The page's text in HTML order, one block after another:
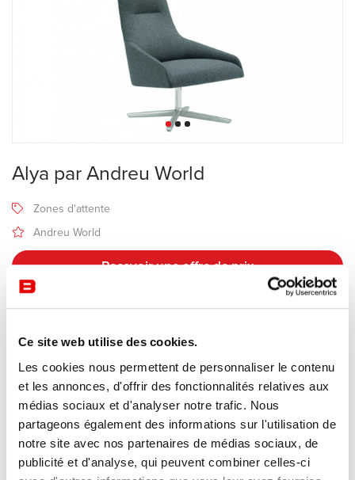
Ce site web utilise des cookies.
Les cookies nous permettent de personnaliser le contenu
et les annonces, d'offrir des fonctionnalités relatives aux
médias sociaux et d'analyser notre trafic. Nous
partageons également des informations sur l'utilisation de
notre site avec nos partenaires de médias sociaux, de
publicité et d'analyse, qui peuvent combiner celles-ci
Alya par Andreu World
Zones d'attente
Andreu World
Recevoir une offre de prix
Description
La collectionAlyad'Andreu World : L’élégance enveloppante et le
confort sur mesure.
Conçue par le célèbre designer Lievore Altherr Molina, la collection
de sièges Alya incarne l'équilibre parfait entre le minimalisme